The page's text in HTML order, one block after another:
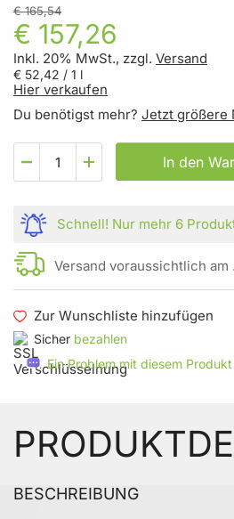
€ 157,26
€ 165,54
Inkl. 20% MwSt., zzgl. Versand
€ 52,42 / 1 l
Hier verkaufen
Du benötigst mehr? Jetzt größere
In den
Schnell! Nur mehr 6
Versand voraussichtlich
Zur Wunschliste hinzufügen
Sicher bezahlen
Ein Problem mit diesem
BESCHREIBUNG